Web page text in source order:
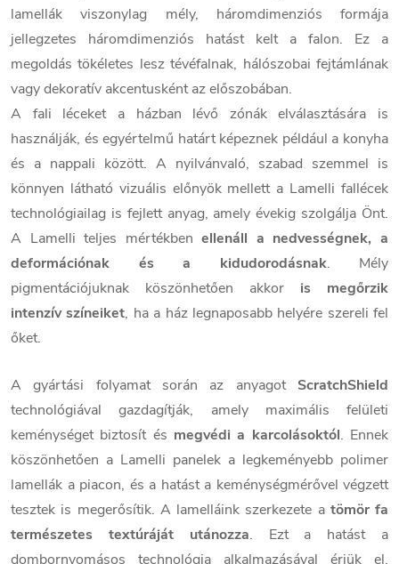
lamellák viszonylag mély, háromdimenziós formája
jellegzetes háromdimenziós hatást kelt a falon. Ez a
megoldás tökéletes lesz tévéfalnak, hálószobai fejtámlának
vagy dekoratív akcentusként az előszobában.
A fali léceket a házban lévő zónák elválasztására is
használják, és egyértelmű határt képeznek például a konyha
és a nappali között. A nyilvánvaló, szabad szemmel is
könnyen látható vizuális előnyök mellett a Lamelli fallécek
technológiailag is fejlett anyag, amely évekig szolgálja Önt.
A Lamelli teljes mértékbenellenáll a nedvességnek, a
deformációnak és a kidudorodásnak. Mély
pigmentációjuknak köszönhetően akkor is megőrzik
intenzív színeiket, ha a ház legnaposabb helyére szereli fel
őket.
A gyártási folyamat során az anyagot ScratchShield
technológiával gazdagítják, amely maximális felületi
keménységet biztosít és megvédi a karcolásoktól. Ennek
köszönhetően a Lamelli panelek a legkeményebb polimer
lamellák a piacon, és a hatást a keménységmérővel végzett
tesztek is megerősítik. A lamelláink szerkezete a tömör fa
természetes textúráját utánozza. Ezt a hatást a
dombornyomásos technológia alkalmazásával érjük el,